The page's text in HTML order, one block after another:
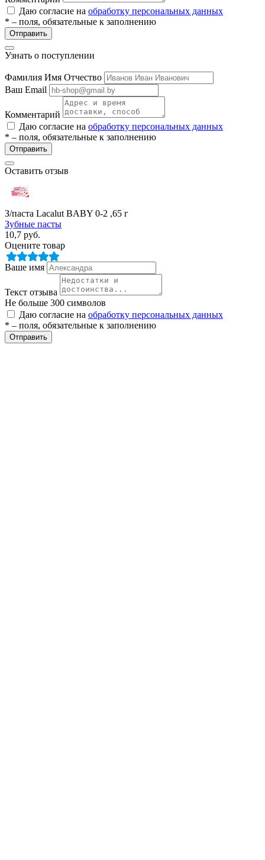
Даю согласие на обработку персональных данных
* – поля, обязательные к заполнению
Отправить
Узнать о поступлении
Фамилия Имя Отчество
Ваш Email
Комментарий
Даю согласие на обработку персональных данных
* – поля, обязательные к заполнению
Отправить
Оставить отзыв
З/паста Lacalut BABY 0-2 ,65 г
Зубные пасты
10,7 руб.
Оцените товар
Ваше имя
Текст отзыва
Не больше 300 символов
Даю согласие на обработку персональных данных
* – поля, обязательные к заполнению
Отправить